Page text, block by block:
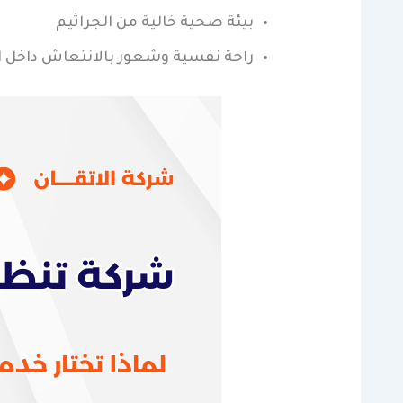
بيئة صحية خالية من الجراثيم
راحة نفسية وشعور بالانتعاش داخل